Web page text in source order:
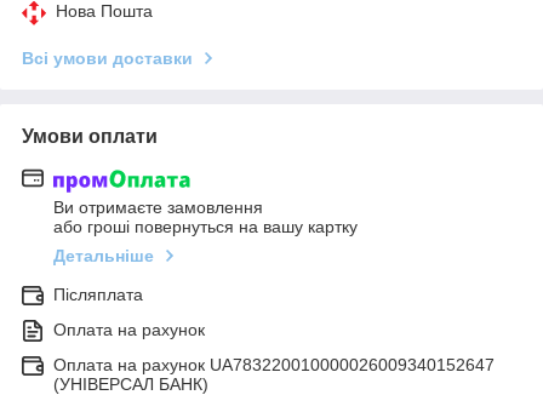
Нова Пошта
Всі умови доставки
Умови оплати
Ви отримаєте замовлення
або гроші повернуться на вашу картку
Детальніше
Післяплата
Оплата на рахунок
Оплата на рахунок UA783220010000026009340152647
(УНІВЕРСАЛ БАНК)